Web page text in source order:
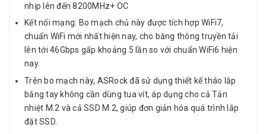
nhịp lên đến 8200MHz+ OC
Kết nối mạng: Bo mạch chủ này được tích hợp WiFi7,
chuẩn WiFi mới nhất hiện nay, cho băng thông truyền tải
lên tới 46Gbps gấp khoảng 5 lần so với chuẩn WiFi6 hiện
nay.
Trên bo mạch này, ASRock đã sử dụng thiết kế tháo lắp
bằng tay không cần dùng tua vít, áp dụng cho cả Tản
nhiệt M.2 và cả SSD M.2, giúp đơn giản hóa quá trình lắp
đặt SSD.